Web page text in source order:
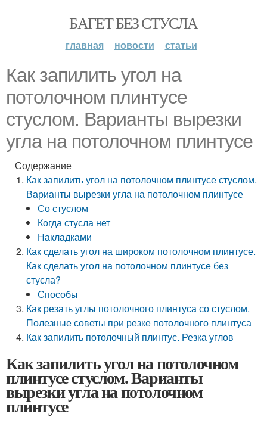
БАГЕТ БЕЗ СТУСЛА
главная новости статьи
Как запилить угол на
потолочном плинтусе
стуслом. Варианты вырезки
угла на потолочном плинтусе
Содержание
Как запилить угол на потолочном плинтусе стуслом.
Варианты вырезки угла на потолочном плинтусе
Со стуслом
Когда стусла нет
Накладками
Как сделать угол на широком потолочном плинтусе.
Как сделать угол на потолочном плинтусе без
стусла?
Способы
Как резать углы потолочного плинтуса со стуслом.
Полезные советы при резке потолочного плинтуса
Как запилить потолочный плинтус. Резка углов
Как запилить угол на потолочном
плинтусе стуслом. Варианты
вырезки угла на потолочном
плинтусе